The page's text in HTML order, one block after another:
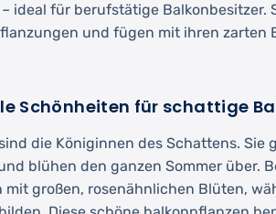
ideal für berufstätige Balkonbesitzer.
und fügen mit ihren zarten
Schönheiten für schattige
die Königinnen des Schattens. Sie
blühen den ganzen Sommer über.
großen, rosenähnlichen Blüten,